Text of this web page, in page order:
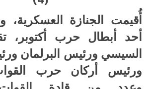
أُقيمت الجنازة
أحد أبطال حرب أكتوبر،
السيسي ورئيس البرلمان
ورئيس أركان حرب